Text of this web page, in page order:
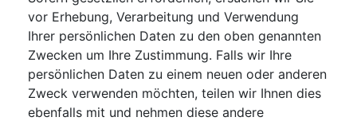
vor Erhebung, Verarbeitung und Verwendung
Ihrer persönlichen Daten zu den oben genannten
Zwecken um Ihre Zustimmung. Falls wir Ihre
persönlichen Daten zu einem neuen oder anderen
Zweck verwenden möchten, teilen wir Ihnen dies
ebenfalls mit und nehmen diese andere